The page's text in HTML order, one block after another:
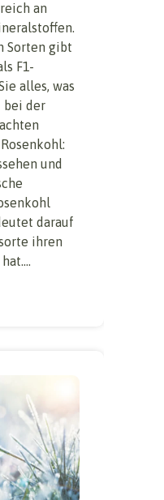
an
Sorten gibt
F1-
alles, was
bei der
und
darauf
ihren